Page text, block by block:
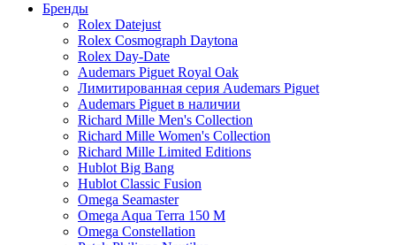
Бренды
Rolex Datejust
Rolex Cosmograph Daytona
Rolex Day-Date
Audemars Piguet Royal Oak
Лимитированная серия Audemars Piguet
Audemars Piguet в наличии
Richard Mille Men's Collection
Richard Mille Women's Collection
Richard Mille Limited Editions
Hublot Big Bang
Hublot Classic Fusion
Omega Seamaster
Omega Aqua Terra 150 M
Omega Constellation